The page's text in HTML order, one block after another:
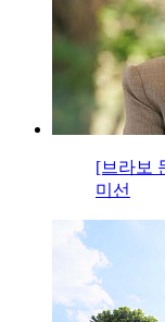
[브라보
미선